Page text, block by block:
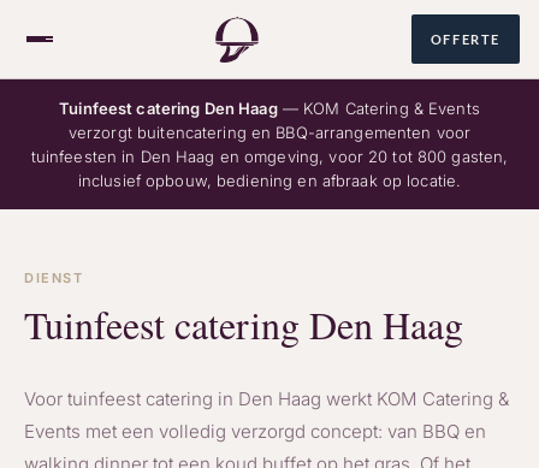
OFFERTE
Over ons
Tuinfeest catering Den Haag— KOM Catering & Events
verzorgt buitencatering en BBQ-arrangementen voor
tuinfeesten in Den Haag en omgeving, voor 20 tot 800 gasten,
inclusief opbouw, bediening en afbraak op locatie.
DIENST
Tuinfeest catering Den Haag
Voor tuinfeest catering in Den Haag werkt KOM Catering &
Events met een volledig verzorgd concept: van BBQ en